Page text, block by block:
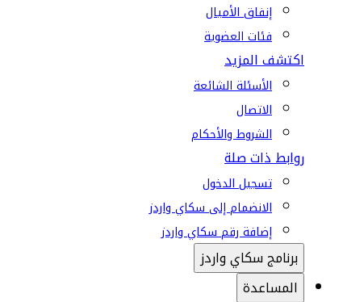
إنفاق الأميال
فئات العضوية
اكتشف المزيد
الأسئلة الشائعة
الاتصال
الشروط والأحكام
روابط ذات صلة
تسجيل الدخول
الانضمام إلى سكاي واردز
إضافة رقم سكاي واردز
برنامج سكاي واردز
المساعدة